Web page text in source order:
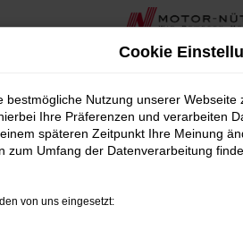
Cookie
bestmögliche Nutzung unserer
Ihre Präferenzen und verarbeiten
späteren Zeitpunkt Ihre Meinung
zum Umfang der Datenverarbeitung
von uns eingesetzt: